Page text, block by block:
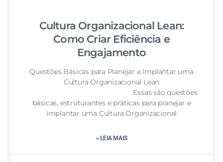
Cultura Organizacional Lean:
Como Criar Eficiência e
Engajamento
Questões Básicas para Planejar e Implantar uma
Cultura Organizacional Lean
Essas são questões
básicas, estruturantes e práticas para planejar e
implantar uma Cultura Organizacional
» LEIA MAIS